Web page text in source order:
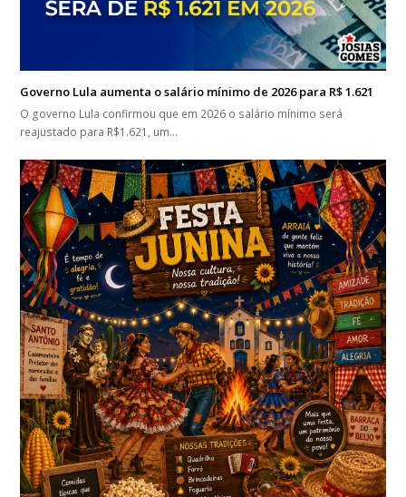
Governo Lula aumenta o salário mínimo de 2026 para R$ 1.621
O governo Lula confirmou que em 2026 o salário mínimo será
reajustado para R$1.621, um…